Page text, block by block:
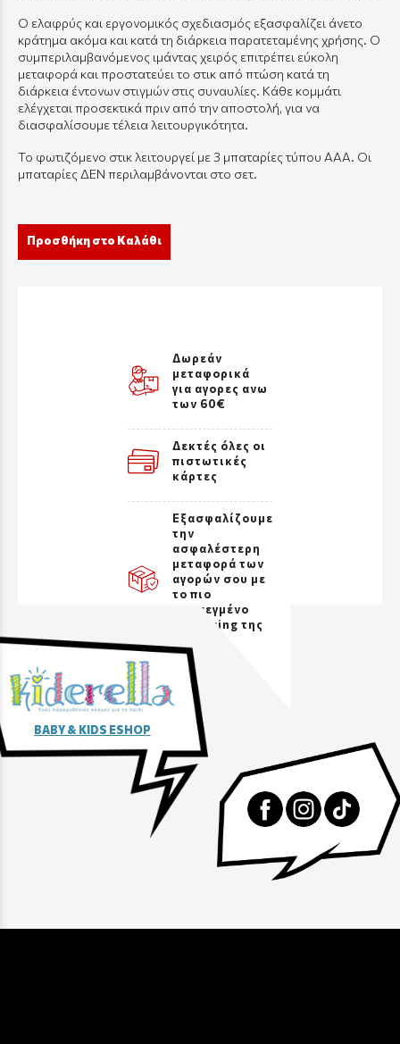
Ο ελαφρύς και εργονομικός σχεδιασμός εξασφαλίζει άνετο
κράτημα ακόμα και κατά τη διάρκεια παρατεταμένης χρήσης. Ο
συμπεριλαμβανόμενος ιμάντας χειρός επιτρέπει εύκολη
μεταφορά και προστατεύει το στικ από πτώση κατά τη
διάρκεια έντονων στιγμών στις συναυλίες. Κάθε κομμάτι
ελέγχεται προσεκτικά πριν από την αποστολή, για να
διασφαλίσουμε τέλεια λειτουργικότητα.
Το φωτιζόμενο στικ λειτουργεί με 3 μπαταρίες τύπου AAA. Οι
μπαταρίες ΔΕΝ περιλαμβάνονται στο σετ.
Προσθήκη στο Καλάθι
Δωρεάν
μεταφορικά
για αγορες ανω
των 60€
Δεκτές όλες οι
πιστωτικές
κάρτες
Εξασφαλίζουμε
την
ασφαλέστερη
μεταφορά των
αγορών σου με
το πιο
προσεγμένο
packaging της
BABY & KIDS ESHOP